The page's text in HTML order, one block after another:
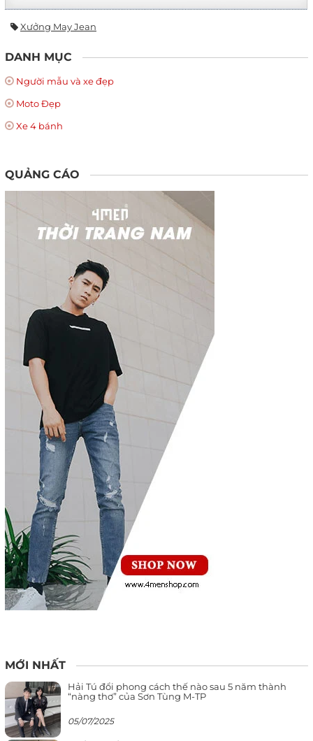
Xưởng May Jean
DANH MỤC
Người mẫu và xe đẹp
Moto Đẹp
Xe 4 bánh
QUẢNG CÁO
MỚI NHẤT
Hải Tú đổi phong cách thế nào sau 5 năm thành
“nàng thơ” của Sơn Tùng M-TP
05/07/2025